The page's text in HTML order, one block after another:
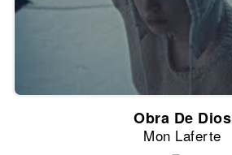
Obra De Dios
Mon Laferte